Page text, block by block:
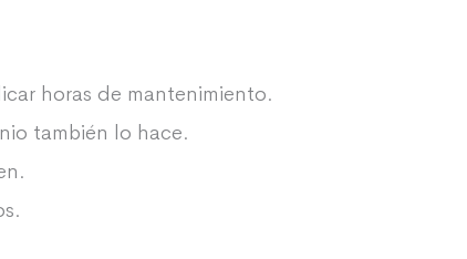
horas de mantenimiento.
también lo hace.